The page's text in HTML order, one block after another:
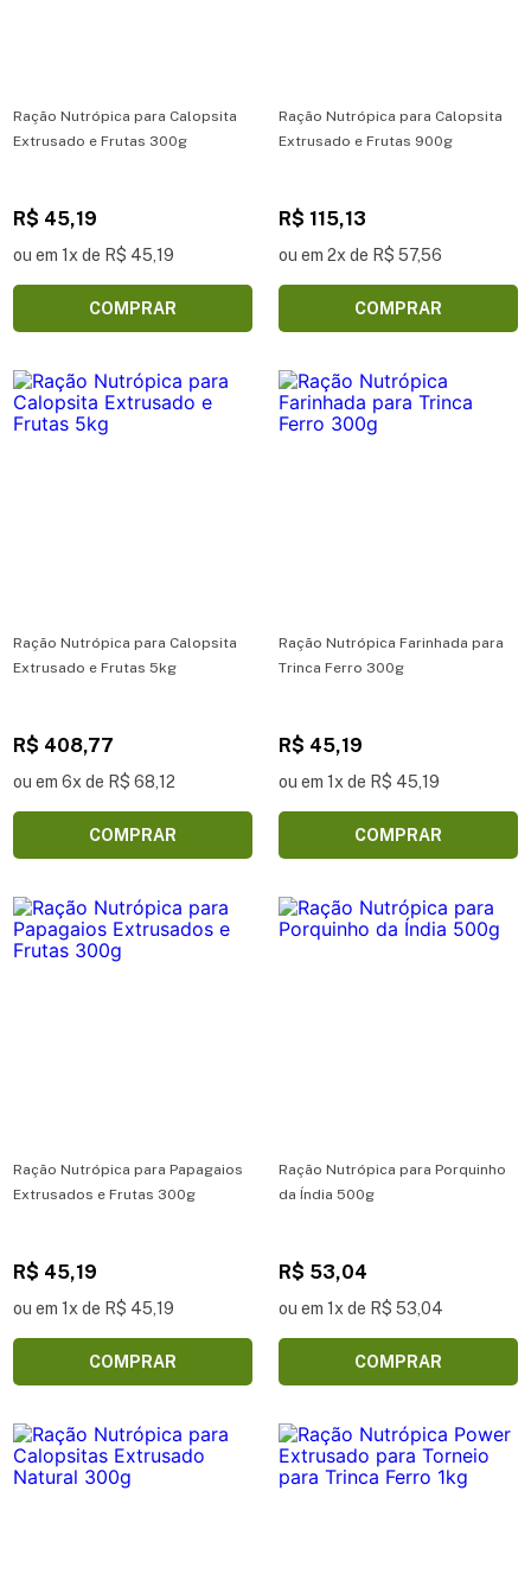
Ração Nutrópica para Calopsita
Extrusado e Frutas 300g
R$ 45,19
ou em 1x de R$ 45,19
COMPRAR
Ração Nutrópica para Calopsita
Extrusado e Frutas 900g
R$ 115,13
ou em 2x de R$ 57,56
COMPRAR
Ração Nutrópica para Calopsita
Extrusado e Frutas 5kg
R$ 408,77
ou em 6x de R$ 68,12
COMPRAR
Ração Nutrópica Farinhada para
Trinca Ferro 300g
R$ 45,19
ou em 1x de R$ 45,19
COMPRAR
Ração Nutrópica para Papagaios
Extrusados e Frutas 300g
R$ 45,19
ou em 1x de R$ 45,19
COMPRAR
Ração Nutrópica para Porquinho
da Índia 500g
R$ 53,04
ou em 1x de R$ 53,04
COMPRAR